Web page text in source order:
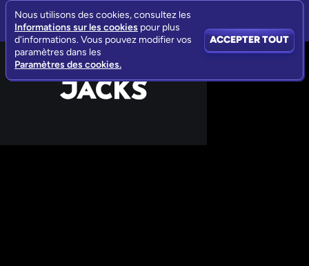
Nous utilisons des cookies, consultez les
Informations sur les cookies pour plus
d'informations. Vous pouvez modifier vos
paramètres dans les
Paramètres des cookies.
ACCEPTER TOUT